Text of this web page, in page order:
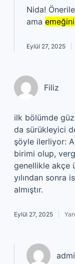
Nida!
ama
Eylül 27, 2025
Filiz
ilk bölümde
da sürükleyici
şöyle ilerliyor:
birimi olup,
genellikle akçe
yılından sonra
almıştır.
Eylül 27, 2025